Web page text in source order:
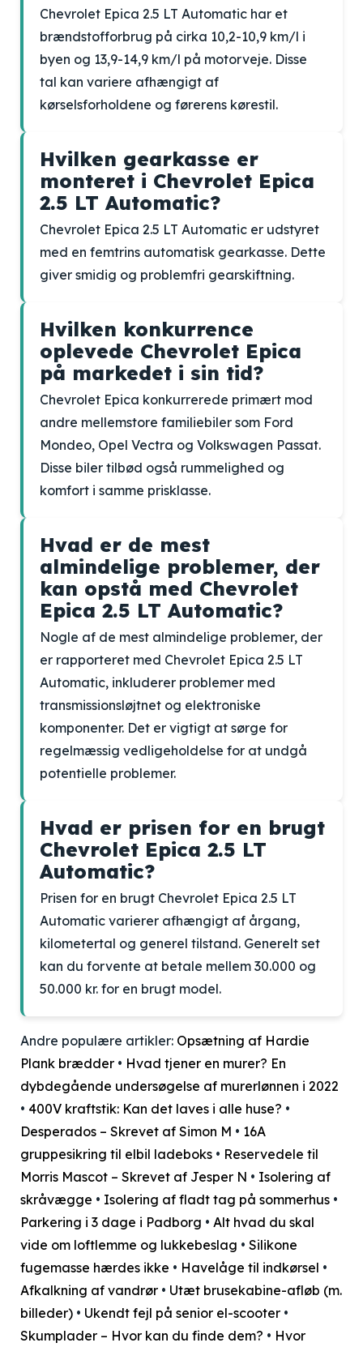
Chevrolet Epica 2.5 LT Automatic har et
brændstofforbrug på cirka 10,2-10,9 km/l i
byen og 13,9-14,9 km/l på motorveje. Disse
tal kan variere afhængigt af
kørselsforholdene og førerens kørestil.
Hvilken gearkasse er
monteret i Chevrolet Epica
2.5 LT Automatic?
Chevrolet Epica 2.5 LT Automatic er udstyret
med en femtrins automatisk gearkasse. Dette
giver smidig og problemfri gearskiftning.
Hvilken konkurrence
oplevede Chevrolet Epica
på markedet i sin tid?
Chevrolet Epica konkurrerede primært mod
andre mellemstore familiebiler som Ford
Mondeo, Opel Vectra og Volkswagen Passat.
Disse biler tilbød også rummelighed og
komfort i samme prisklasse.
Hvad er de mest
almindelige problemer, der
kan opstå med Chevrolet
Epica 2.5 LT Automatic?
Nogle af de mest almindelige problemer, der
er rapporteret med Chevrolet Epica 2.5 LT
Automatic, inkluderer problemer med
transmissionsløjtnet og elektroniske
komponenter. Det er vigtigt at sørge for
regelmæssig vedligeholdelse for at undgå
potentielle problemer.
Hvad er prisen for en brugt
Chevrolet Epica 2.5 LT
Automatic?
Prisen for en brugt Chevrolet Epica 2.5 LT
Automatic varierer afhængigt af årgang,
kilometertal og generel tilstand. Generelt set
kan du forvente at betale mellem 30.000 og
50.000 kr. for en brugt model.
Andre populære artikler: Opsætning af Hardie
Plank brædder • Hvad tjener en murer? En
dybdegående undersøgelse af murerlønnen i 2022
• 400V kraftstik: Kan det laves i alle huse? •
Desperados – Skrevet af Simon M • 16A
gruppesikring til elbil ladeboks • Reservedele til
Morris Mascot – Skrevet af Jesper N • Isolering af
skråvægge • Isolering af fladt tag på sommerhus •
Parkering i 3 dage i Padborg • Alt hvad du skal
vide om loftlemme og lukkebeslag • Silikone
fugemasse hærdes ikke • Havelåge til indkørsel •
Afkalkning af vandrør • Utæt brusekabine-afløb (m.
billeder) • Ukendt fejl på senior el-scooter •
Skumplader – Hvor kan du finde dem? • Hvor